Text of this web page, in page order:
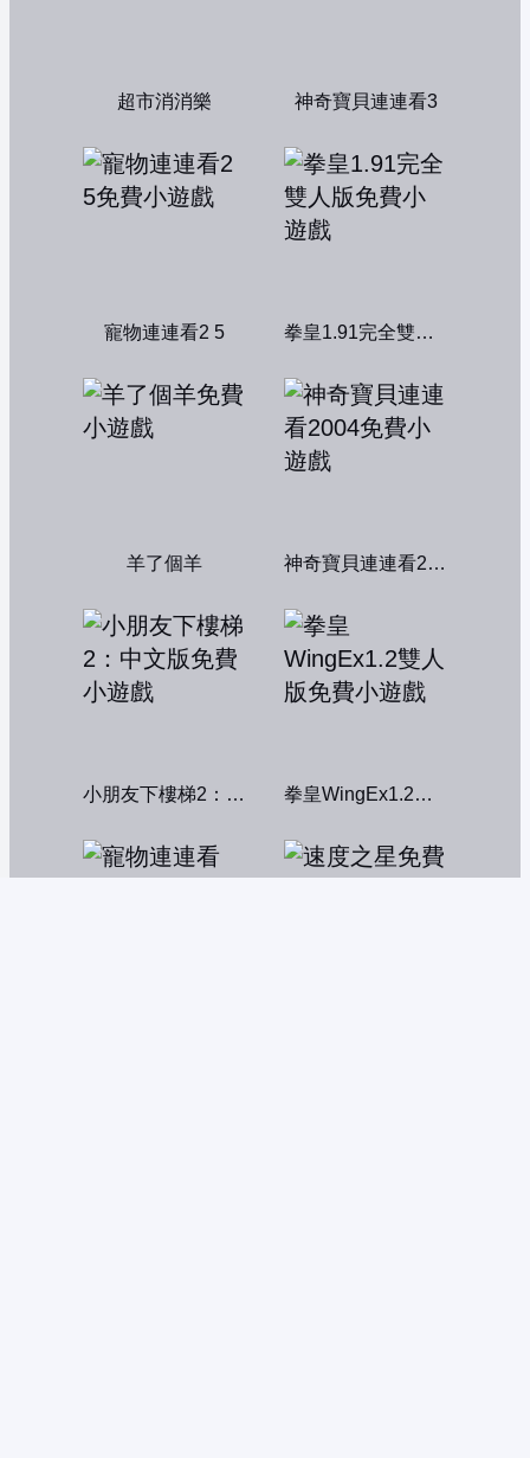
超市消消樂 神奇寶貝連連看3
寵物連連看2 5 拳皇1.91完全雙人版
羊了個羊 神奇寶貝連連看2004
小朋友下樓梯2：中文版 拳皇WingEx1.2雙人版